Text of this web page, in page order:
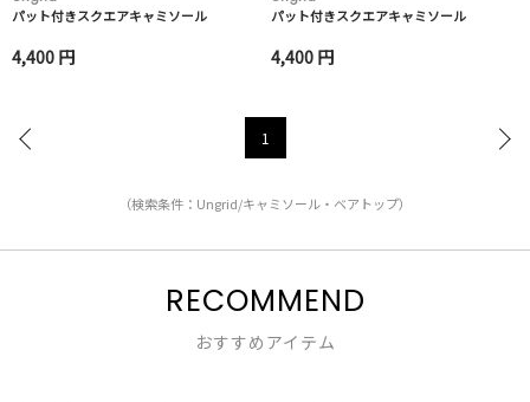
パット付きスクエアキャミソール
4,400 円
パット付きスクエアキャミソール
4,400 円
1
（検索条件：Ungrid/キャミソール・ベアトップ）
RECOMMEND
おすすめアイテム